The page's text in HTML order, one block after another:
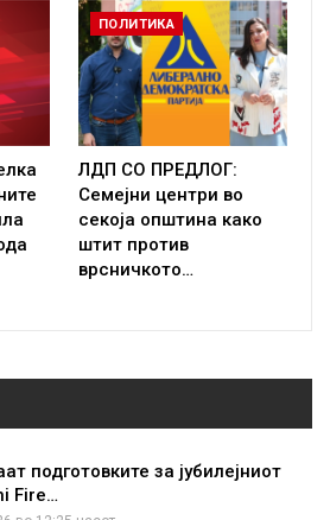
ПОЛИТИКА
ЛДП СО ПРЕДЛОГ:
Семејни центри во
секоја општина како
штит против
врсничкото…
подготовките за јубилејниот
Fire…